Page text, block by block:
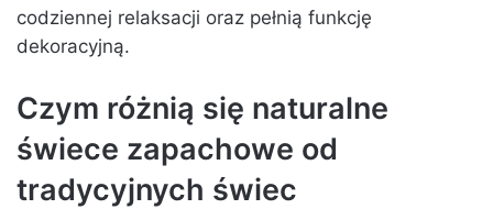
codziennej relaksacji oraz pełnią funkcję
dekoracyjną.
Czym różnią się naturalne
świece zapachowe od
tradycyjnych świec